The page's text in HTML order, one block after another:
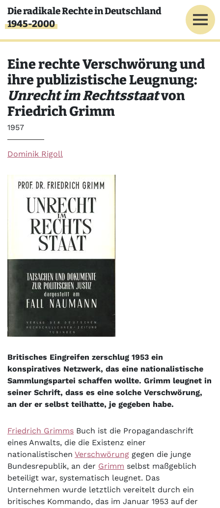
Direkt zum Inhalt
Die radikale Rechte in Deutschland
1945-2000
Eine rechte Verschwörung und
ihre publizistische Leugnung:
Unrecht im Rechtsstaatvon
Friedrich Grimm
Jahr
1957
Dominik Rigoll
Bild
Britisches Eingreifen zerschlug 1953 ein
konspiratives Netzwerk, das eine nationalistische
Sammlungspartei schaffen wollte. Grimm leugnet in
seiner Schrift, dass es eine solche Verschwörung,
an der er selbst teilhatte, je gegeben habe.
Friedrich Grimms Buch ist die Propagandaschrift
eines Anwalts, die die Existenz einer
nationalistischen Verschwörung gegen die junge
Bundesrepublik, an der Grimm selbst maßgeblich
beteiligt war, systematisch leugnet. Das
Unternehmen wurde letztlich vereitelt durch ein
britisches Kommando, das im Januar 1953 auf der